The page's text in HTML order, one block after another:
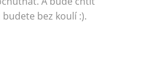
bez koulí :).